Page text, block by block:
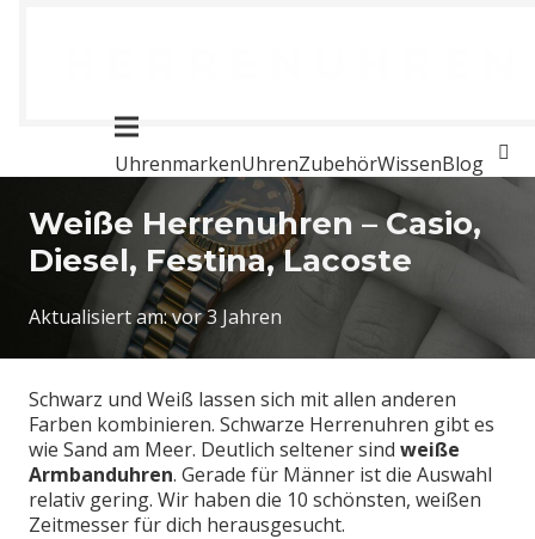
UhrenmarkenUhrenZubehörWissenBlog
Weiße Herrenuhren – Casio,
Diesel, Festina, Lacoste
Aktualisiert am:vor 3 Jahren
Schwarz und Weiß lassen sich mit allen anderen
Farben kombinieren. Schwarze Herrenuhren gibt es
wie Sand am Meer. Deutlich seltener sind weiße
Armbanduhren. Gerade für Männer ist die Auswahl
relativ gering. Wir haben die 10 schönsten, weißen
Zeitmesser für dich herausgesucht.